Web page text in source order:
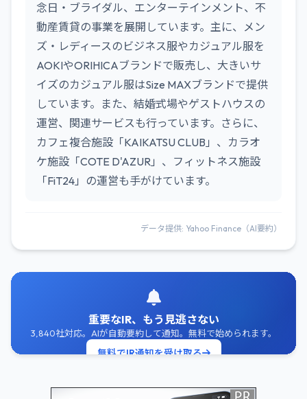
念日・ブライダル、エンターテインメント、不
動産賃貸の事業を展開しています。主に、メン
ズ・レディースのビジネス服やカジュアル服を
AOKIやORIHICAブランドで販売し、大きいサ
イズのカジュアル服はSize MAXブランドで提供
しています。また、結婚式場やゲストハウスの
運営、関連サービスも行っています。さらに、
カフェ複合施設「KAIKATSU CLUB」、カラオ
ケ施設「COTE D'AZUR」、フィットネス施設
「FiT24」の運営も手がけています。
データ提供: Yahoo Finance（AI要約）
重要なIR、もう見逃さない
3,840社対応。AIが自動要約して通知。無料で始められます。
無料でIR通知を受け取る